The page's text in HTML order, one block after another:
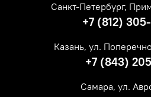
Санкт-Петербург,
+7 (812)
Казань, ул.
+7 (843)
Самара, ул.